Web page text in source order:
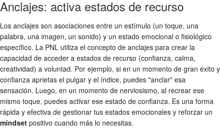
Anclajes: activa estados de recurso
Los anclajes son asociaciones entre un estímulo (un toque, una
palabra, una imagen, un sonido) y un estado emocional o fisiológico
específico. La PNL utiliza el concepto de anclajes para crear la
capacidad de acceder a estados de recurso (confianza, calma,
creatividad) a voluntad. Por ejemplo, si en un momento de gran éxito y
confianza aprietas el pulgar y el índice, puedes "anclar" esa
sensación. Luego, en un momento de nerviosismo, al recrear ese
mismo toque, puedes activar ese estado de confianza. Es una forma
rápida y efectiva de gestionar tus estados emocionales y reforzar un
mindset positivo cuando más lo necesitas.